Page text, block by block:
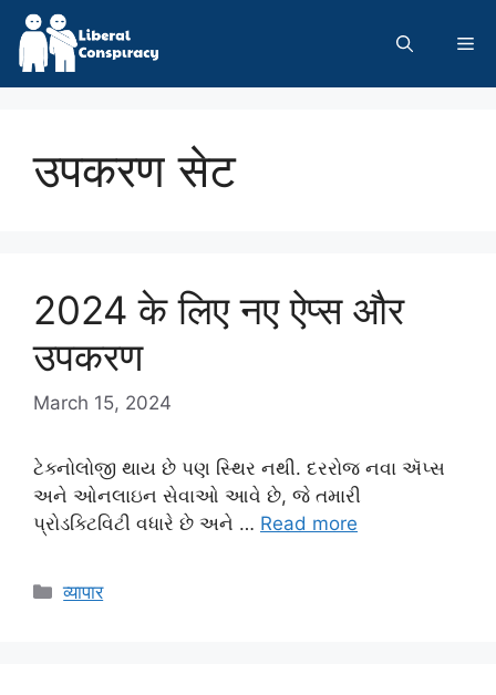
Skip
content
उपकरण सेट
2024 के लिए नए ऐप्स और
उपकरण
March 15, 2024
ટેક્નોલોજી થાય છે પણ સ્થિર નથી. દરરોજ નવા ઍપ્સ
અને ઓનલાઇન સેવાઓ આવે છે, જે તમારી
પ્રોડક્ટિવિટી વધારે છે અને … Read more
Categories
व्यापार